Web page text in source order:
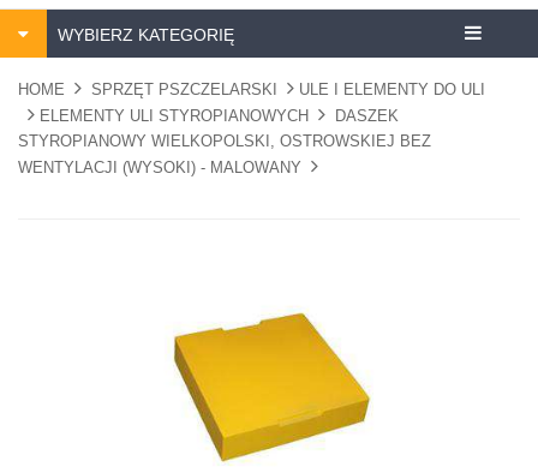
Centrum
WYBIERZ KATEGORIĘ
HOME SPRZĘT PSZCZELARSKI
ULE I ELEMENTY DO ULI
ELEMENTY ULI STYROPIANOWYCH
DASZEK
STYROPIANOWY WIELKOPOLSKI, OSTROWSKIEJ BEZ
WENTYLACJI (WYSOKI) - MALOWANY